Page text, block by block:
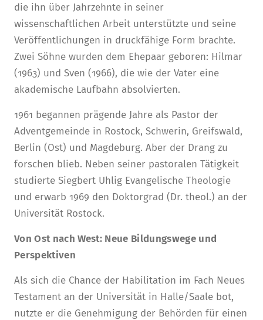
die ihn über Jahrzehnte in seiner
wissenschaftlichen Arbeit unterstützte und seine
Veröffentlichungen in druckfähige Form brachte.
Zwei Söhne wurden dem Ehepaar geboren: Hilmar
(1963) und Sven (1966), die wie der Vater eine
akademische Laufbahn absolvierten.
1961 begannen prägende Jahre als Pastor der
Adventgemeinde in Rostock, Schwerin, Greifswald,
Berlin (Ost) und Magdeburg. Aber der Drang zu
forschen blieb. Neben seiner pastoralen Tätigkeit
studierte Siegbert Uhlig Evangelische Theologie
und erwarb 1969 den Doktorgrad (Dr. theol.) an der
Universität Rostock.
Von Ost nach West: Neue Bildungswege und
Perspektiven
Als sich die Chance der Habilitation im Fach Neues
Testament an der Universität in Halle/Saale bot,
nutzte er die Genehmigung der Behörden für einen